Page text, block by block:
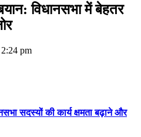
विधानसभा में बेहतर
pm
सदस्यों की कार्य क्षमता बढ़ाने और